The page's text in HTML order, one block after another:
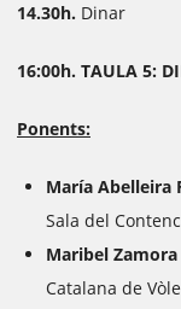
14.30h. Dinar
16:00h. TAULA 5:
Ponents:
María Abelleira
Sala del
Maribel Zamora
Catalana de